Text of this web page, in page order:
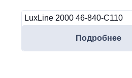
LuxLine 2000 46-840-C110
Подробнее